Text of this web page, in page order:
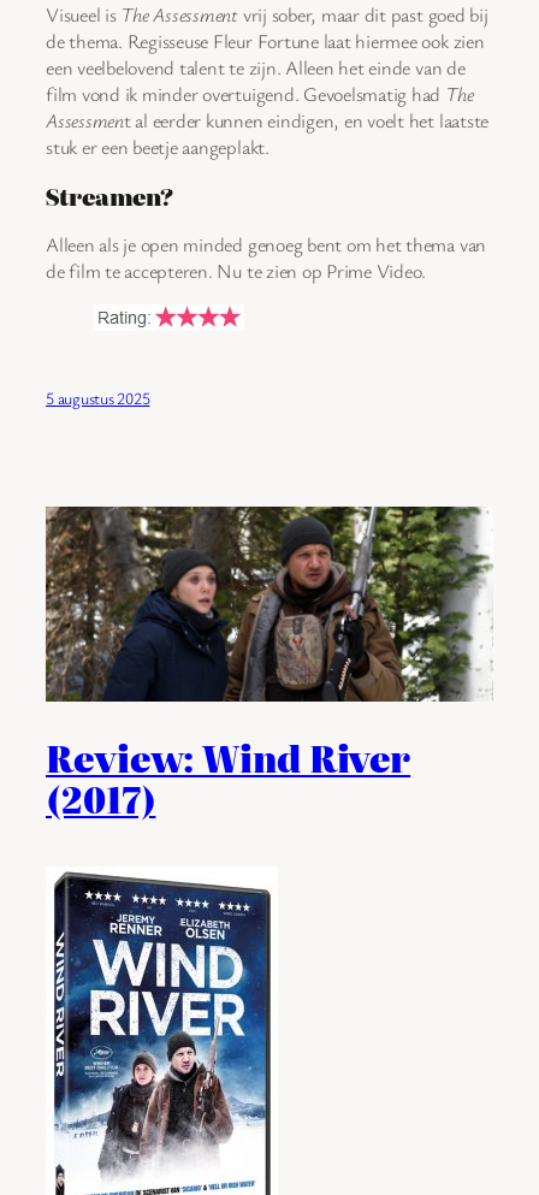
Visueel is The Assessmentvrij sober, maar dit past goed bij
de thema. Regisseuse Fleur Fortune laat hiermee ook zien
een veelbelovend talent te zijn. Alleen het einde van de
film vond ik minder overtuigend. Gevoelsmatig had The
Assessment al eerder kunnen eindigen, en voelt het laatste
stuk er een beetje aangeplakt.
Streamen?
Alleen als je open minded genoeg bent om het thema van
de film te accepteren. Nu te zien op Prime Video.
5 augustus 2025
Review: Wind River
(2017)